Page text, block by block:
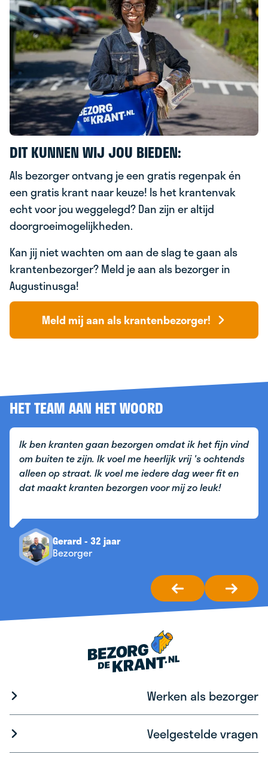
DIT KUNNEN WIJ JOU BIEDEN:
Als bezorger ontvang je een gratis regenpak én
een gratis krant naar keuze! Is het krantenvak
echt voor jou weggelegd? Dan zijn er altijd
doorgroeimogelijkheden.
Kan jij niet wachten om aan de slag te gaan als
krantenbezorger? Meld je aan als bezorger in
Augustinusga!
Meld mij aan als krantenbezorger!
HET TEAM AAN HET WOORD
Ik ben kranten gaan bezorgen omdat ik het fijn vind
om buiten te zijn. Ik voel me heerlijk vrij 's ochtends
alleen op straat. Ik voel me iedere dag weer fit en
dat maakt kranten bezorgen voor mij zo leuk!
Gerard - 32 jaar
Bezorger
Werken als bezorger
Veelgestelde vragen